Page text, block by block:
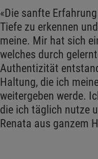
«Die sanfte
Tiefe zu erkennen
meine. Mir hat sich
welches durch
Authentizität
Haltung, die ich
weitergeben werde.
die ich täglich nutze
Renata aus ganzem